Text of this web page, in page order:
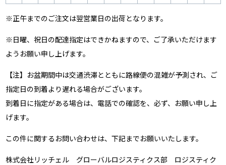
※正午までのご注文は翌営業日の出荷となります。
※日曜、祝日の配達指定はできかねますので、ご了承いただけます
ようお願い申し上げます。
【注】お盆期間中は交通渋滞とともに路線便の混雑が予測され、ご
指定日の到着より遅れる場合がございます。
到着日に指定がある場合は、電話での確認を、必ず、お願い申し上
げます。
この件に関するお問い合わせは、下記までお願いいたします。
株式会社リッチェル グローバルロジスティクス部 ロジスティク